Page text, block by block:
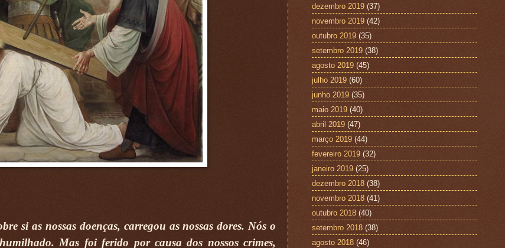
si as nossas doenças, carregou as nossas dores. Nós o
Mas foi ferido por causa dos nossos crimes,
dezembro 2019 (37)
novembro 2019 (42)
outubro 2019 (35)
setembro 2019 (38)
agosto 2019 (45)
julho 2019 (60)
junho 2019 (35)
maio 2019 (40)
abril 2019 (47)
março 2019 (44)
fevereiro 2019 (32)
janeiro 2019 (25)
dezembro 2018 (38)
novembro 2018 (41)
outubro 2018 (40)
setembro 2018 (38)
agosto 2018 (46)